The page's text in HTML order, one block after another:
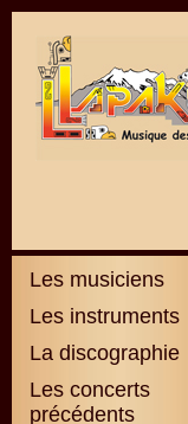
Les musiciens
Les instruments
La discographie
Les concerts
précédents